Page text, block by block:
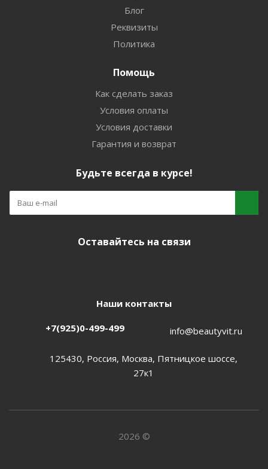
Блог
Реквизиты
Политика
Помощь
Как сделать заказ
Условия оплаты
Условия доставки
Гарантия и возврат
Будьте всегда в курсе!
Оставайтесь на связи
Наши контакты
+7(925)0-499-499 info@beautyvit.ru
125430, Россия, Москва, Пятницкое шоссе,
27к1
2026 ©